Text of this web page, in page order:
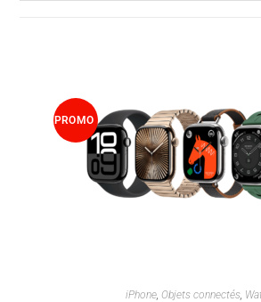
PROMO
iPhone, Objets connectés,